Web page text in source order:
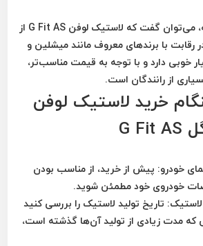
می‌توان گفت که لاستیک لوفن G Fit AS
از
رقابت با برندهای معروف مانندمیشلین و
خوبی دارد و با توجه به قیمت مناسب‌تر،
از رانندگان است.
خرید لاستیک لوفن
خودرو: پیش از خرید، از مناسب بودن
خودروی خود مطمئن شوید.
: تاریخ تولید لاستیک را بررسی کنید
که مدت زیادی از تولید آن‌ها گذشته است،